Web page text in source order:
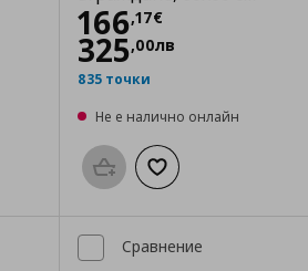
с любими
166,17€
Цена
325,00лв
835 точки
Не е налично онлайн
Προσθήκη στο καλάθι
Добави към
Сравнение